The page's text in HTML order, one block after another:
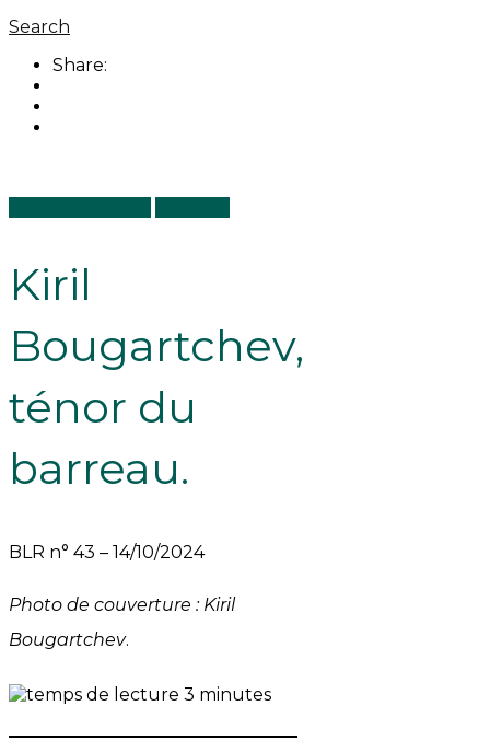
Search
Share:
Kiril
Bougartchev,
ténor du
barreau.
BLR n° 43 – 14/10/2024
Photo de couverture : Kiril
Bougartchev.